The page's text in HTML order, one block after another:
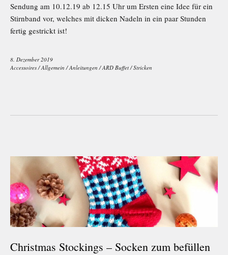
Sendung am 10.12.19 ab 12.15 Uhr um Ersten eine Idee für ein
Stirnband vor, welches mit dicken Nadeln in ein paar Stunden
fertig gestrickt ist!
8. Dezember 2019
Accessoires /Allgemein /Anleitungen /ARD Buffet /Stricken
Christmas Stockings – Socken zum befüllen